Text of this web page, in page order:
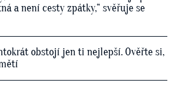
a není cesty zpátky,“ svěřuje se
obstojí jen ti nejlepší. Ověřte si,